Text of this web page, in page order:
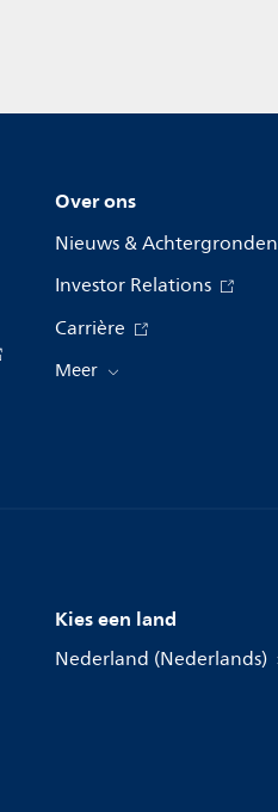
Over ons
Nieuws & Achtergronden
Investor Relations
Carrière
Meer
Kies een land
Nederland (Nederlands)